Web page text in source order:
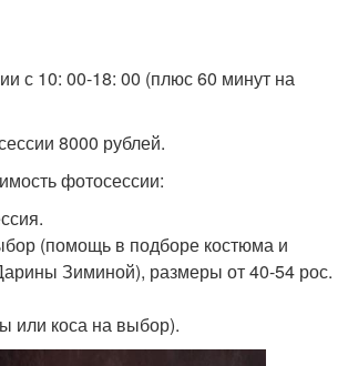
с 10: 00-18: 00 (плюс 60 минут на
8000 рублей.
фотосессии:
(помощь в подборе костюма и
Зиминой), размеры от 40-54 рос.
или коса на выбор).